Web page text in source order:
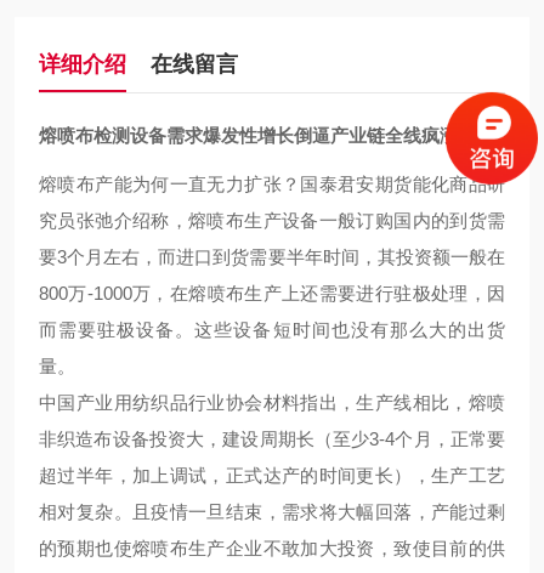
详细介绍 在线留言
熔喷布检测设备需求爆发性增长倒逼产业链全线疯涨
熔喷布产能为何一直无力扩张？国泰君安期货能化商品研
究员张弛介绍称，熔喷布生产设备一般订购国内的到货需
要3个月左右，而进口到货需要半年时间，其投资额一般在
800万-1000万，在熔喷布生产上还需要进行驻极处理，因
而需要驻极设备。这些设备短时间也没有那么大的出货
量。
中国产业用纺织品行业协会材料指出，生产线相比，熔喷
非织造布设备投资大，建设周期长（至少3-4个月，正常要
超过半年，加上调试，正式达产的时间更长），生产工艺
相对复杂。且疫情一旦结束，需求将大幅回落，产能过剩
的预期也使熔喷布生产企业不敢加大投资，致使目前的供